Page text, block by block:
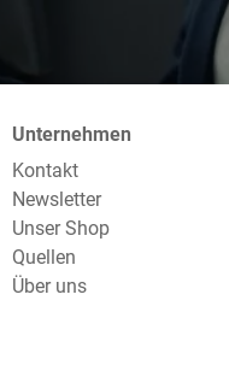
Unternehmen
Kontakt
Newsletter
Unser Shop
Quellen
Über uns